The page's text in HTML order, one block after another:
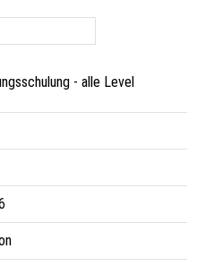
- alle Level